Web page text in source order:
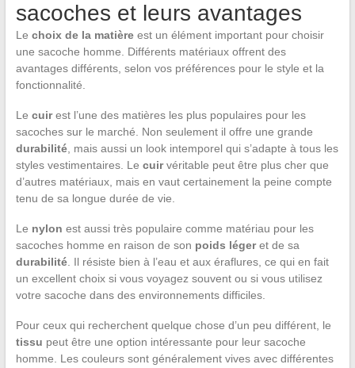
sacoches et leurs avantages
Le choix de la matièreest un élément important pour choisir
une sacoche homme. Différents matériaux offrent des
avantages différents, selon vos préférences pour le style et la
fonctionnalité.
Le cuirest l’une des matières les plus populaires pour les
sacoches sur le marché. Non seulement il offre une grande
durabilité, mais aussi un look intemporel qui s’adapte à tous les
styles vestimentaires. Le cuirvéritable peut être plus cher que
d’autres matériaux, mais en vaut certainement la peine compte
tenu de sa longue durée de vie.
Le nylon est aussi très populaire comme matériau pour les
sacoches homme en raison de son poids légeret de sa
durabilité. Il résiste bien à l’eau et aux éraflures, ce qui en fait
un excellent choix si vous voyagez souvent ou si vous utilisez
votre sacoche dans des environnements difficiles.
Pour ceux qui recherchent quelque chose d’un peu différent, le
tissu peut être une option intéressante pour leur sacoche
homme. Les couleurs sont généralement vives avec différentes